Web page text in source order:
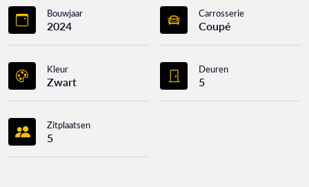
Bouwjaar
2024
Carrosserie
Coupé
Kleur
Zwart
Deuren
5
Zitplaatsen
5